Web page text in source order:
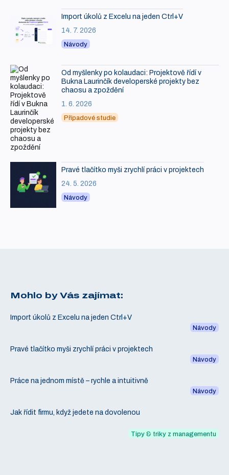
Import úkolů z Excelu na jeden Ctrl+V
14. 7. 2026
Návody
Od myšlenky po kolaudaci: Projektově řídí v
Bukna Laurinčík developerské projekty bez
chaosu a zpoždění
1. 6. 2026
Případové studie
Pravé tlačítko myši zrychlí práci v projektech
24. 5. 2026
Návody
Mohlo by Vás zajímat:
Import úkolů z Excelu na jeden Ctrl+V
Návody
Pravé tlačítko myši zrychlí práci v projektech
Návody
Práce na jednom místě – rychle a intuitivně
Návody
Jak řídit firmu, když jedete na dovolenou
Tipy & triky z managementu